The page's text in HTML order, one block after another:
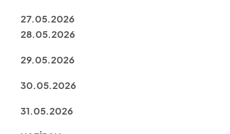
27.05.2026
28.05.2026
29.05.2026
30.05.2026
31.05.2026